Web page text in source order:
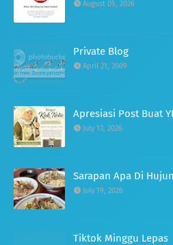
August 05, 2026
Private Blog
April 21, 2009
Apresiasi Post Buat
July 13, 2026
Sarapan Apa Di
July 19, 2026
Tiktok Minggu Lepas